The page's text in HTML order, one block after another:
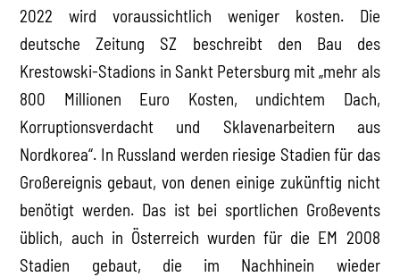
2022 wird voraussichtlich weniger kosten. Die
deutsche Zeitung SZ beschreibt den Bau des
Krestowski-Stadions in Sankt Petersburg mit „mehr als
800 Millionen Euro Kosten, undichtem Dach,
Korruptionsverdacht und Sklavenarbeitern aus
Nordkorea“. In Russland werden riesige Stadien für das
Großereignis gebaut, von denen einige zukünftig nicht
benötigt werden. Das ist bei sportlichen Großevents
üblich, auch in Österreich wurden für die EM 2008
Stadien gebaut, die im Nachhinein wieder